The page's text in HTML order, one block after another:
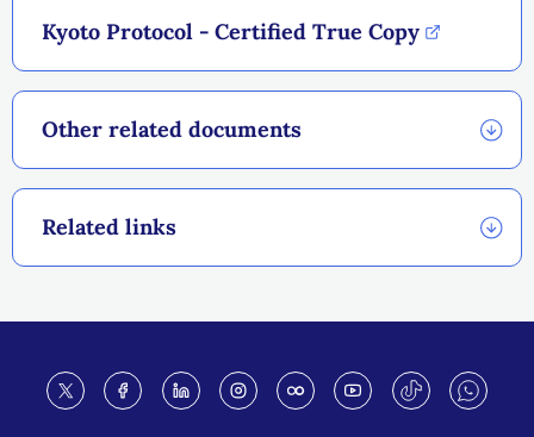
Kyoto Protocol - Certified True Copy
Other related documents
Related links